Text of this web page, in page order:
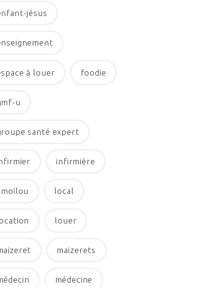
jésus
à louer foodie
u
santé expert
infirmière
local
louer
maizerets
médecine